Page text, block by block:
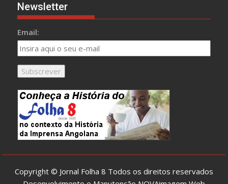
Newsletter
Email:
Copyright © Jornal Folha 8 Todos os direitos reservados